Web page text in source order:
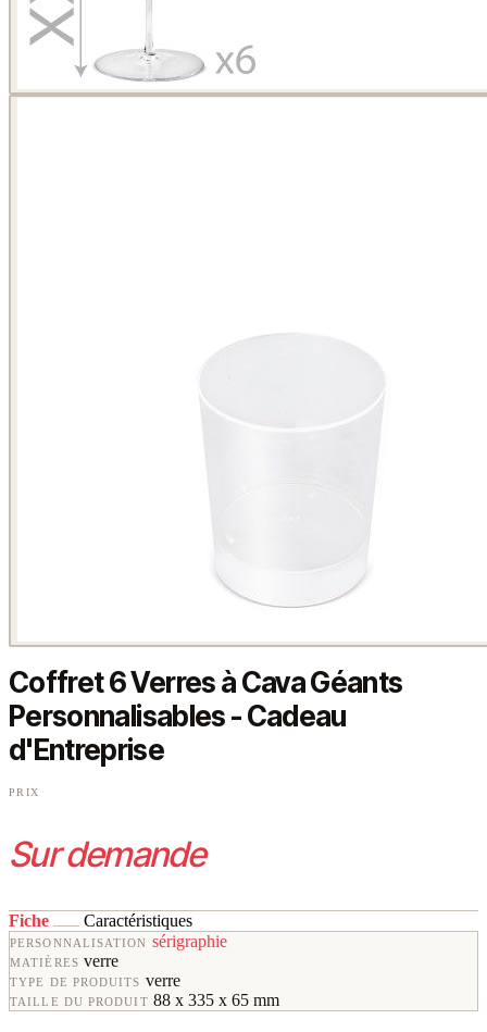
Coffret 6 Verres à Cava Géants
Personnalisables - Cadeau
d'Entreprise
PRIX
Sur demande
Fiche Caractéristiques
PERSONNALISATION sérigraphie
MATIÈRES verre
TYPE DE PRODUITS verre
TAILLE DU PRODUIT 88 x 335 x 65 mm